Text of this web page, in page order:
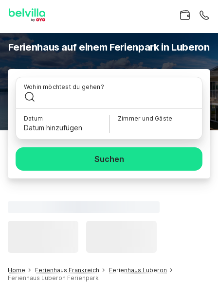
Ferienhaus auf einem Ferienpark in Luberon
Wohin möchtest du gehen?
Datum
Datum hinzufügen
Zimmer und Gäste
Suchen
Home Ferienhaus Frankreich
Ferienhaus Luberon
Ferienhaus Luberon Ferienpark